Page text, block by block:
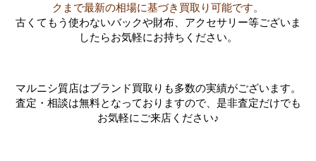
クまで最新の相場に基づき買取り可能です。
古くてもう使わないバックや財布、アクセサリー等ございま
したらお気軽にお持ちください。
マルニシ質店はブランド買取りも多数の実績がございます。
査定・相談は無料となっておりますので、是非査定だけでも
お気軽にご来店ください♪